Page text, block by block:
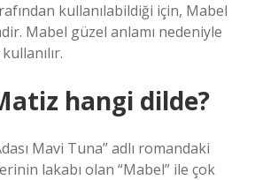
kullanılabildiği için, Mabel
Mabel güzel anlamı nedeniyle
hangi dilde?
Mavi Tuna” adlı romandaki
lakabı olan “Mabel” ile çok